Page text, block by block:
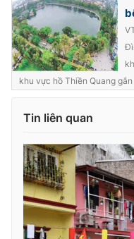
Ðiện thoại Thời báo VTV:
Email:toasoan@vtv.vn
Liên hệ quảng cáo:024-
khu vực hồ Thiền Quang
Tin liên quan